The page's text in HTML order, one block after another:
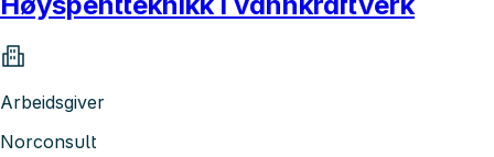
Arbeidsgiver
Norconsult